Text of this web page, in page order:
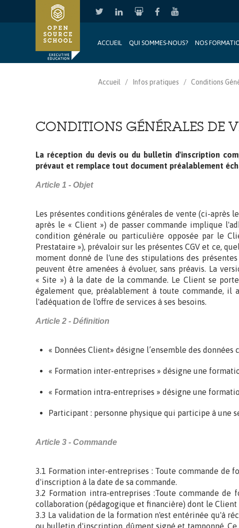
ACCUEIL QUI SOMMES-NOUS? NOS
Accueil Infos pratiques Conditions
CONDITIONS GÉNÉRALES DE
La réception du devis ou du bulletin d'inscription
prévaut et remplace tout document préalablement
Article 1 - Objet
Les présentes conditions générales de vente (ci-après
après le « Client ») de passer commande implique
condition générale ou particulière opposée par le
Prestataire »), prévaloir sur les présentes CGV et ce,
moment donné de l'une des stipulations des
peuvent être amenées à évoluer, sans préavis. La
« Site ») à la date de la commande. Le Client se
également que, préalablement à toute commande,
l'adéquation de l'offre de services à ses besoins.
Article 2 - Définition
« Données Client» désigne l’ensemble des
« Formation inter-entreprises » désigne une
« Formation intra-entreprises » désigne une
Participant : personne physique qui participe à une
Article 3 - Commande
3.1 Formation inter-entreprises : Toute commande de
d'inscription à la date de sa commande.
3.2 Formation intra-entreprises :Toute commande
collaboration (pédagogique et financière) dont le Client
3.3 La validation de la formation n'est entérinée qu'à
ou bulletin d'inscription, dûment signé et tamponné.